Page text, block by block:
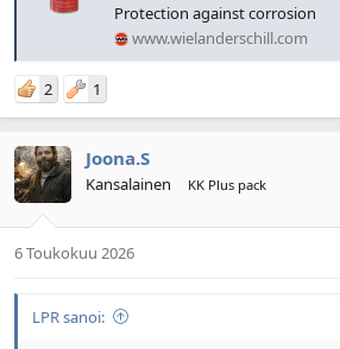
Protection against corrosion
www.wielanderschill.com
2 1
Joona.S
Kansalainen KK Plus pack
6 Toukokuu 2026
LPR sanoi: